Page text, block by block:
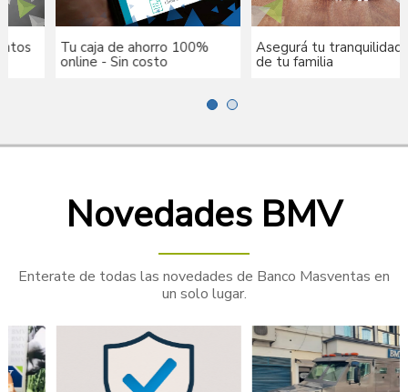
Tu caja de ahorro 100%
online - Sin costo
Asegurá tu tranquilidad y la
de tu familia
Novedades BMV
Enterate de todas las novedades de Banco Masventas en
un solo lugar.